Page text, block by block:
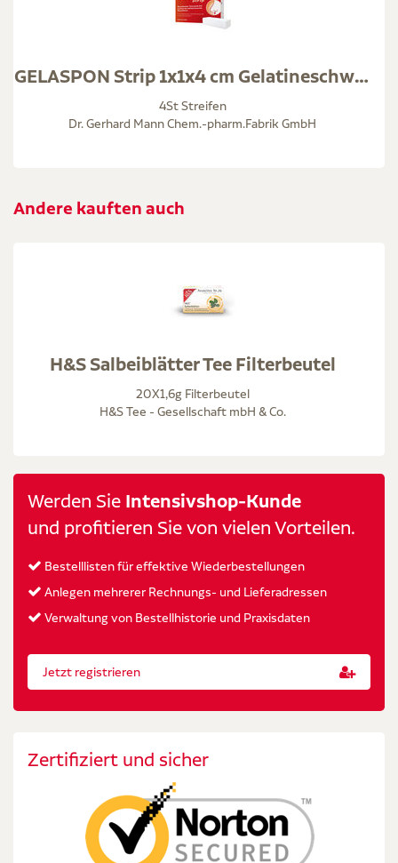
GELASPON Strip 1x1x4 cm Gelatineschwamm
4St Streifen
Dr. Gerhard Mann Chem.-pharm.Fabrik GmbH
Andere kauften auch
H&S Salbeiblätter Tee Filterbeutel
20X1,6g Filterbeutel
H&S Tee - Gesellschaft mbH & Co.
Werden Sie Intensivshop-Kunde
und profitieren Sie von vielen Vorteilen.
Bestelllisten für effektive Wiederbestellungen
Anlegen mehrerer Rechnungs- und Lieferadressen
Verwaltung von Bestellhistorie und Praxisdaten
Jetzt registrieren
Zertifiziert und sicher